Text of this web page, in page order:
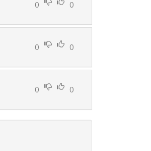
0
0
0
0
0
0